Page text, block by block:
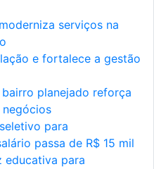
serviços na
e fortalece a gestão
planejado reforça
para
passa de R$ 15 mil
educativa para